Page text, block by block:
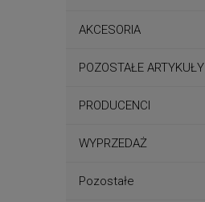
AKCESORIA
POZOSTAŁE ARTYKUŁY
PRODUCENCI
WYPRZEDAŻ
Pozostałe